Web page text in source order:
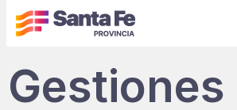
Gestiones